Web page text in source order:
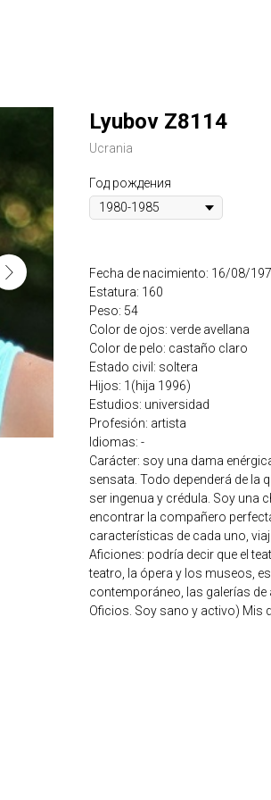
Lyubov Z8114
Ucrania
Год рождения
Fecha de nacimiento: 16/08/
Estatura: 160
Peso: 54
Color de ojos: verde avellana
Color de pelo: castaño claro
Estado civil: soltera
Hijos: 1(hija 1996)
Estudios: universidad
Profesión: artista
Idiomas: -
Carácter: soy una dama
sensata. Todo dependerá de la
ser ingenua y crédula. Soy una
encontrar la compañero
características de cada uno,
Aficiones: podría decir que el
teatro, la ópera y los museos,
contemporáneo, las galerías de
Oficios. Soy sano y activo) Mis